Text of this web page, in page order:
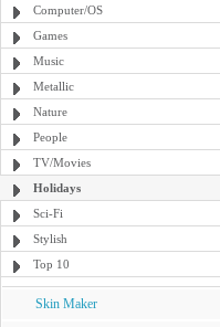
Computer/OS
Games
Music
Metallic
Nature
People
TV/Movies
Holidays
Sci-Fi
Stylish
Top 10
Skin Maker